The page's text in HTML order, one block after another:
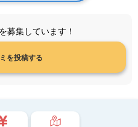
募集しています！
を投稿する